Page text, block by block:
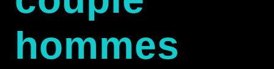
hommes